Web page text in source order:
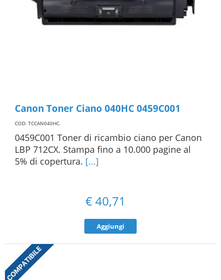
Canon Toner Ciano 040HC 0459C001
COD: TCCAN040HC.
0459C001 Toner di ricambio ciano per Canon
LBP 712CX. Stampa fino a 10.000 pagine al
5% di copertura. [...]
€40,71
Aggiungi